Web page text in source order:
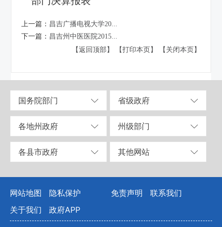
上一篇： 昌吉广播电视大学20...
下一篇： 昌吉州中医医院2015...
【返回顶部】
【打印本页】 【关闭本页】
国务院部门 省级政府
各地州政府 州级部门
各县市政府 其他网站
网站地图 隐私保护 免责声明
联系我们
关于我们
政府APP